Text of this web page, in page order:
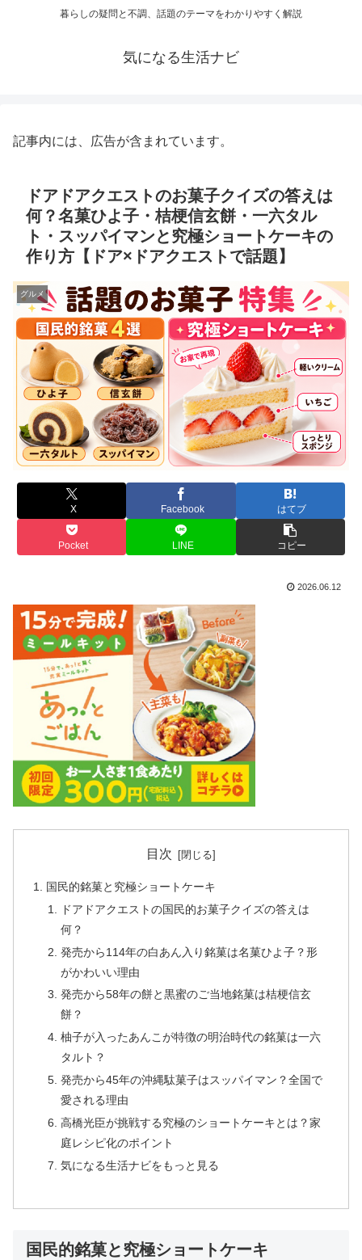
暮らしの疑問と不調、話題のテーマをわかりやすく解説
気になる生活ナビ
記事内には、広告が含まれています。
ドアドアクエストのお菓子クイズの答えは
何？名菓ひよ子・桔梗信玄餅・一六タル
ト・スッパイマンと究極ショートケーキの
作り方【ドア×ドアクエストで話題】
グルメ
X Facebook はてブ
Pocket LINE コピー
2026.06.12
目次
国民的銘菓と究極ショートケーキ
ドアドアクエストの国民的お菓子クイズの答えは
何？
発売から114年の白あん入り銘菓は名菓ひよ子？形
がかわいい理由
発売から58年の餅と黒蜜のご当地銘菓は桔梗信玄
餅？
柚子が入ったあんこが特徴の明治時代の銘菓は一六
タルト？
発売から45年の沖縄駄菓子はスッパイマン？全国で
愛される理由
高橋光臣が挑戦する究極のショートケーキとは？家
庭レシピ化のポイント
気になる生活ナビをもっと見る
国民的銘菓と究極ショートケーキ